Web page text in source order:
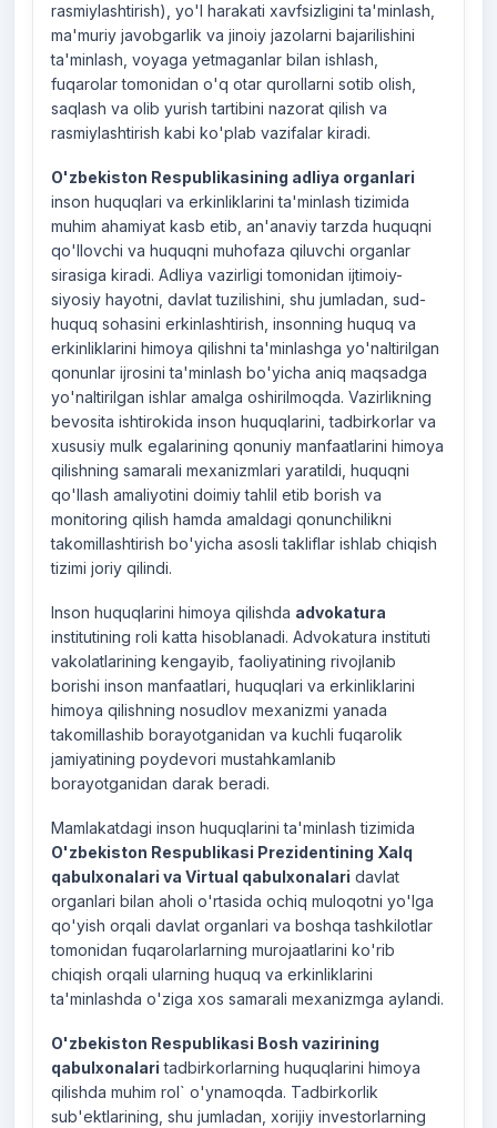
rasmiylashtirish), yo'l harakati xavfsizligini ta'minlash,
ma'muriy javobgarlik va jinoiy jazolarni bajarilishini
ta'minlash, voyaga yetmaganlar bilan ishlash,
fuqarolar tomonidan o'q otar qurollarni sotib olish,
saqlash va olib yurish tartibini nazorat qilish va
rasmiylashtirish kabi ko'plab vazifalar kiradi.
O'zbekiston Respublikasining adliya organlari
inson huquqlari va erkinliklarini ta'minlash tizimida
muhim ahamiyat kasb etib, an'anaviy tarzda huquqni
qo'llovchi va huquqni muhofaza qiluvchi organlar
sirasiga kiradi. Adliya vazirligi tomonidan ijtimoiy-
siyosiy hayotni, davlat tuzilishini, shu jumladan, sud-
huquq sohasini erkinlashtirish, insonning huquq va
erkinliklarini himoya qilishni ta'minlashga yo'naltirilgan
qonunlar ijrosini ta'minlash bo'yicha aniq maqsadga
yo'naltirilgan ishlar amalga oshirilmoqda. Vazirlikning
bevosita ishtirokida inson huquqlarini, tadbirkorlar va
xususiy mulk egalarining qonuniy manfaatlarini himoya
qilishning samarali mexanizmlari yaratildi, huquqni
qo'llash amaliyotini doimiy tahlil etib borish va
monitoring qilish hamda amaldagi qonunchilikni
takomillashtirish bo'yicha asosli takliflar ishlab chiqish
tizimi joriy qilindi.
Inson huquqlarini himoya qilishda advokatura
institutining roli katta hisoblanadi. Advokatura instituti
vakolatlarining kengayib, faoliyatining rivojlanib
borishi inson manfaatlari, huquqlari va erkinliklarini
himoya qilishning nosudlov mexanizmi yanada
takomillashib borayotganidan va kuchli fuqarolik
jamiyatining poydevori mustahkamlanib
borayotganidan darak beradi.
Mamlakatdagi inson huquqlarini ta'minlash tizimida
O'zbekiston Respublikasi Prezidentining Xalq
qabulxonalari va Virtual qabulxonalari davlat
organlari bilan aholi o'rtasida ochiq muloqotni yo'lga
qo'yish orqali davlat organlari va boshqa tashkilotlar
tomonidan fuqarolarlarning murojaatlarini ko'rib
chiqish orqali ularning huquq va erkinliklarini
ta'minlashda o'ziga xos samarali mexanizmga aylandi.
O'zbekiston Respublikasi Bosh vazirining
qabulxonalari tadbirkorlarning huquqlarini himoya
qilishda muhim rol` o'ynamoqda. Tadbirkorlik
sub'ektlarining, shu jumladan, xorijiy investorlarning